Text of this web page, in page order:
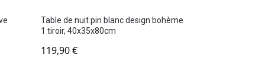
Table de nuit pin blanc design bohème
1 tiroir, 40x35x80cm
119,90€